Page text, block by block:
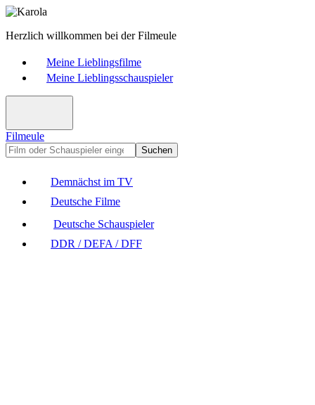
Herzlich willkommen bei der Filmeule
Meine Lieblingsfilme
Meine Lieblingsschauspieler
Filmeule
Suchen
Demnächst im TV
Deutsche Filme
Deutsche Schauspieler
DDR / DEFA / DFF